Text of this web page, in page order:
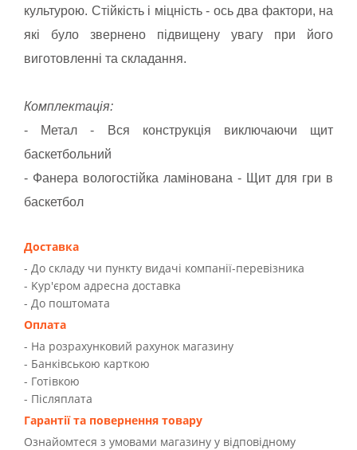
культурою. Стійкість і міцність - ось два фактори, на
які було звернено підвищену увагу при його
виготовленні та складання.
Комплектація:
- Метал - Вся конструкція виключаючи щит
баскетбольний
- Фанера вологостійка ламінована - Щит для гри в
баскетбол
Доставка
- До складу чи пункту видачі компанії-перевізника
- Kур'єром адресна доставка
- До поштомата
Оплата
- На розрахунковий рахунок магазину
- Банківською карткою
- Готівкою
- Післяплата
Гарантії та повернення товару
Ознайомтеся з умовами магазину у відповідному